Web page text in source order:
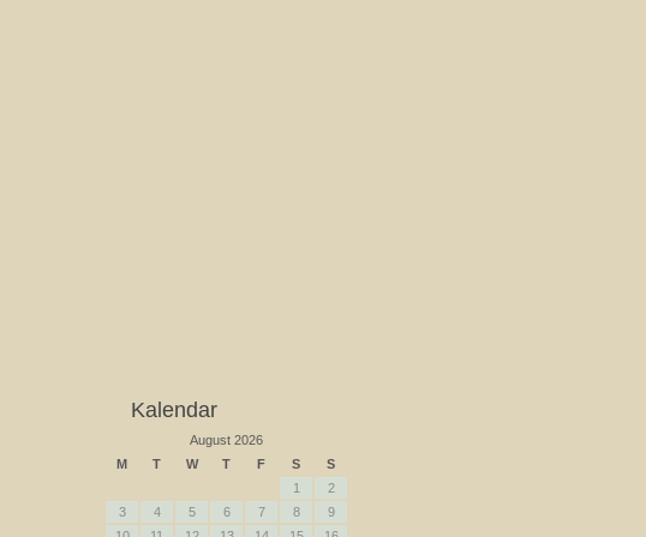
Kalendar
August 2026
M
T W T F S S
1
2
3
4 5 6 7 8
9